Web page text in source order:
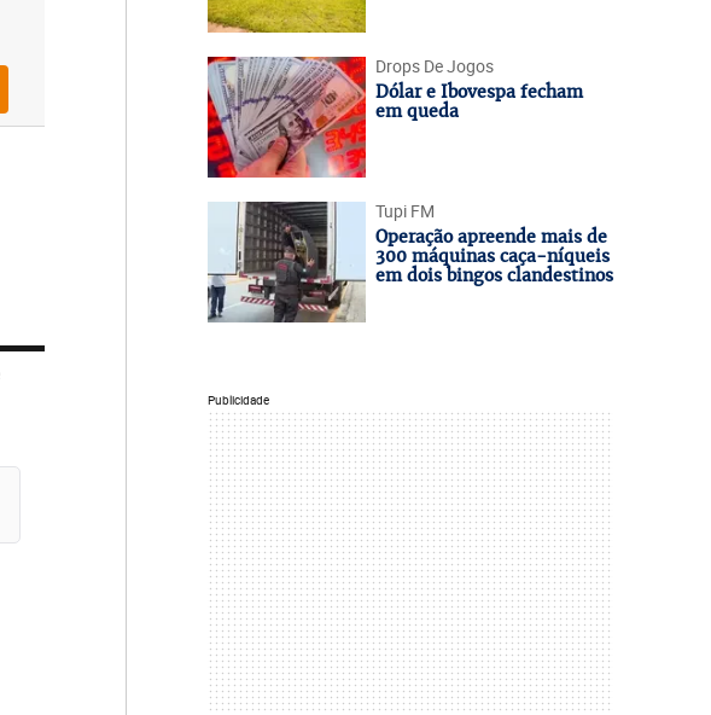
Drops De Jogos
Dólar e Ibovespa fecham
em queda
Tupi FM
Operação apreende mais de
300 máquinas caça-níqueis
em dois bingos clandestinos
Publicidade